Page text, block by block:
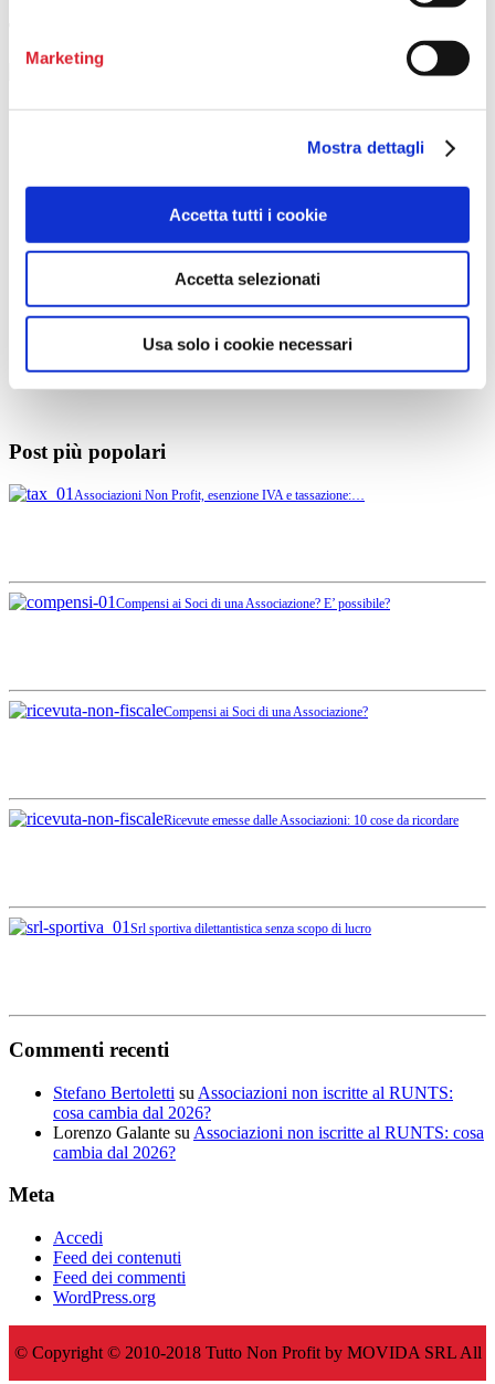
Marketing
Mostra dettagli
Accetta tutti i cookie
Accetta selezionati
Usa solo i cookie necessari
Seguici sui Social
twitter
instagram
Post più popolari
Associazioni Non Profit, esenzione IVA e tassazione:…
Compensi ai Soci di una Associazione? E’ possibile?
Compensi ai Soci di una Associazione?
Ricevute emesse dalle Associazioni: 10 cose da ricordare
Srl sportiva dilettantistica senza scopo di lucro
Commenti recenti
Stefano Bertoletti su Associazioni non iscritte al RUNTS:
cosa cambia dal 2026?
Lorenzo Galante su Associazioni non iscritte al RUNTS: cosa
cambia dal 2026?
Meta
Accedi
Feed dei contenuti
Feed dei commenti
WordPress.org
© Copyright © 2010-2018 Tutto Non Profit by MOVIDA SRL All